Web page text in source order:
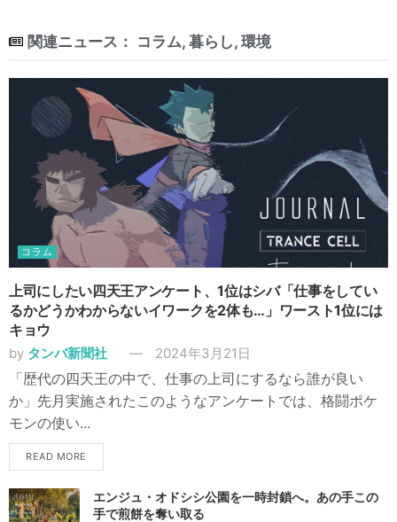
関連ニュース： コラム, 暮らし, 環境
コラム
上司にしたい四天王アンケート、1位はシバ「仕事をしてい
るかどうかわからないイワークを2体も…」ワースト1位には
キョウ
by タンバ新聞社 2024年3月21日
「歴代の四天王の中で、仕事の上司にするなら誰が良い
か」先月実施されたこのようなアンケートでは、格闘ポケ
モンの使い...
READ MORE
エンジュ・オドシシ公園を一時封鎖へ。あの手この
手で煎餅を奪い取る